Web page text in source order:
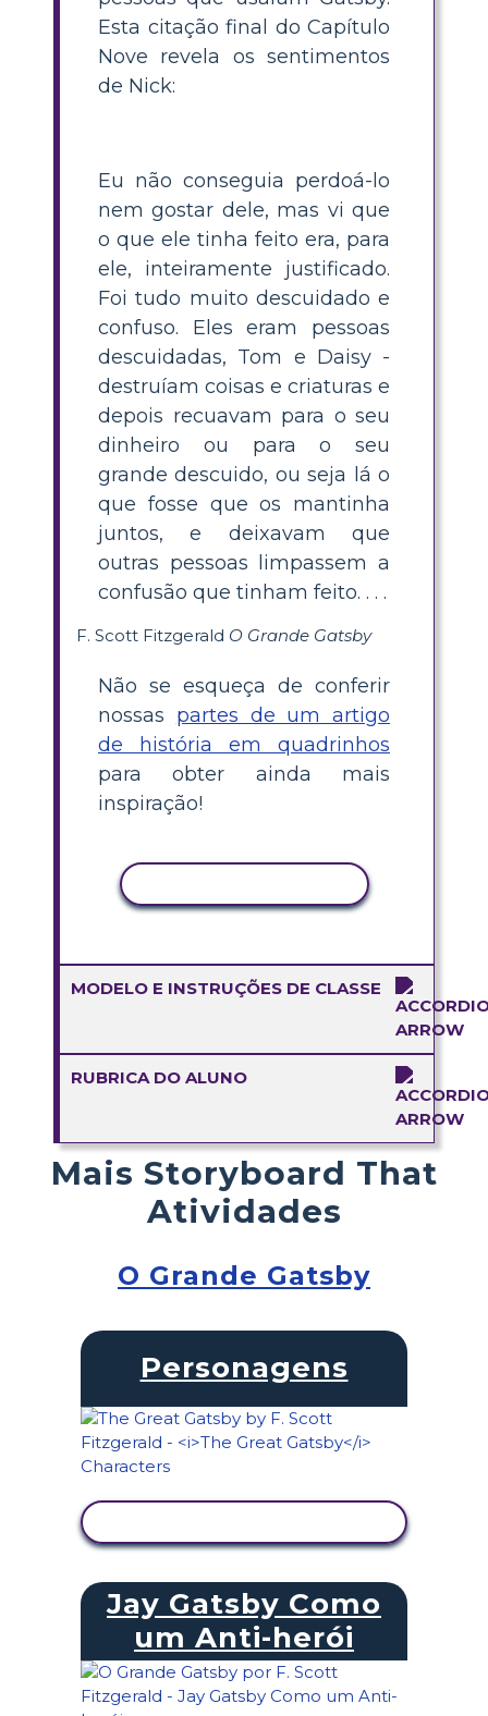
Esta citação final do Capítulo
Nove revela os sentimentos
de Nick:
Eu não conseguia perdoá-lo
nem gostar dele, mas vi que
o que ele tinha feito era, para
ele, inteiramente justificado.
Foi tudo muito descuidado e
confuso. Eles eram pessoas
descuidadas, Tom e Daisy -
destruíam coisas e criaturas e
depois recuavam para o seu
dinheiro ou para o seu
grande descuido, ou seja lá o
que fosse que os mantinha
juntos, e deixavam que
outras pessoas limpassem a
confusão que tinham feito. . . .
F. Scott Fitzgerald O Grande Gatsby
Não se esqueça de conferir
nossas partes de um artigo
de história em quadrinhos
para obter ainda mais
inspiração!
MODELO E INSTRUÇÕES DE CLASSE
RUBRICA DO ALUNO
Mais Storyboard That
Atividades
O Grande Gatsby
Personagens
Jay Gatsby Como
um Anti-herói